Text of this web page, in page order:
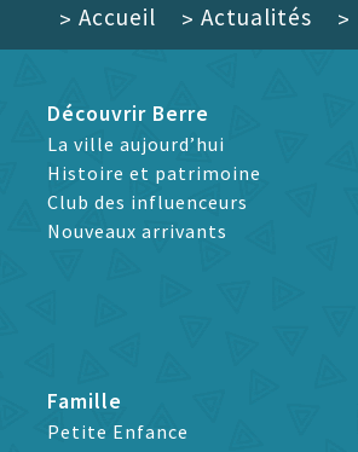
> Accueil > Actualités >
Découvrir Berre
La ville aujourd’hui
Histoire et patrimoine
Club des influenceurs
Nouveaux arrivants
Famille
Petite Enfance